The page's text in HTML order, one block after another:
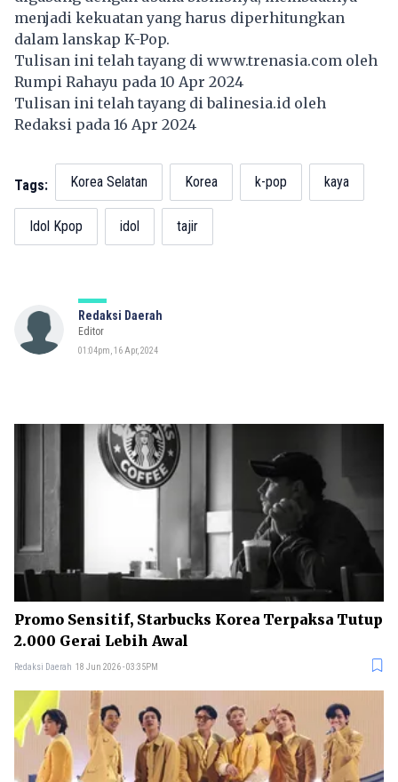
menjadi kekuatan yang harus diperhitungkan
dalam lanskap K-Pop.
Tulisan ini telah tayang di www.trenasia.com oleh
Rumpi Rahayu pada 10 Apr 2024
Tulisan ini telah tayang dibalinesia.id oleh
Redaksi pada 16 Apr 2024
Tags: Korea Selatan Korea k-pop kaya
Idol Kpop idol tajir
Redaksi Daerah
Editor
01:04pm, 16 Apr, 2024
Promo Sensitif, Starbucks Korea Terpaksa Tutup
2.000 Gerai Lebih Awal
Redaksi Daerah 18 Jun 2026 - 03:35PM